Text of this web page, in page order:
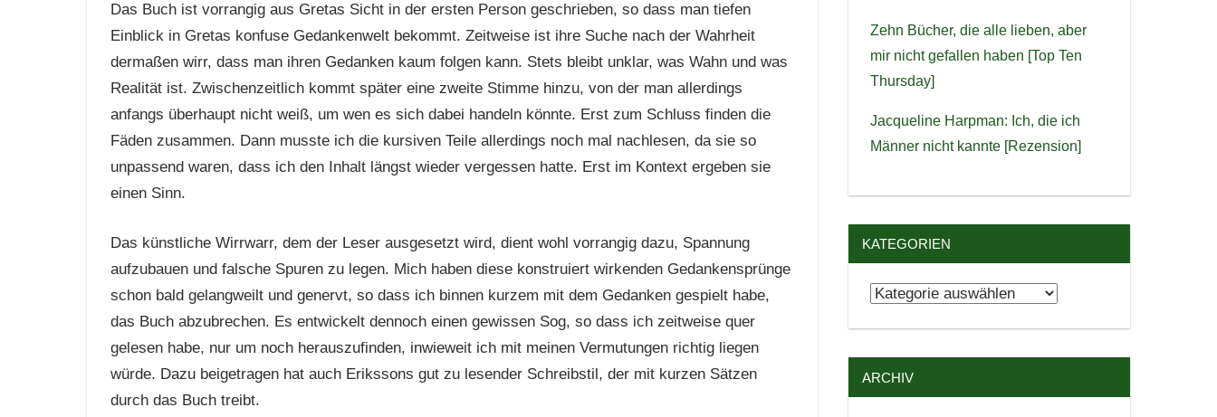
Das Buch ist vorrangig aus Gretas Sicht in der ersten Person geschrieben, so dass man tiefen
Einblick in Gretas konfuse Gedankenwelt bekommt. Zeitweise ist ihre Suche nach der Wahrheit
dermaßen wirr, dass man ihren Gedanken kaum folgen kann. Stets bleibt unklar, was Wahn und was
Realität ist. Zwischenzeitlich kommt später eine zweite Stimme hinzu, von der man allerdings
anfangs überhaupt nicht weiß, um wen es sich dabei handeln könnte. Erst zum Schluss finden die
Fäden zusammen. Dann musste ich die kursiven Teile allerdings noch mal nachlesen, da sie so
unpassend waren, dass ich den Inhalt längst wieder vergessen hatte. Erst im Kontext ergeben sie
einen Sinn.
Das künstliche Wirrwarr, dem der Leser ausgesetzt wird, dient wohl vorrangig dazu, Spannung
aufzubauen und falsche Spuren zu legen. Mich haben diese konstruiert wirkenden Gedankensprünge
schon bald gelangweilt und genervt, so dass ich binnen kurzem mit dem Gedanken gespielt habe,
das Buch abzubrechen. Es entwickelt dennoch einen gewissen Sog, so dass ich zeitweise quer
gelesen habe, nur um noch herauszufinden, inwieweit ich mit meinen Vermutungen richtig liegen
würde. Dazu beigetragen hat auch Erikssons gut zu lesender Schreibstil, der mit kurzen Sätzen
durch das Buch treibt.
Zehn Bücher, die alle lieben, aber
mir nicht gefallen haben [Top Ten
Thursday]
Jacqueline Harpman: Ich, die ich
Männer nicht kannte [Rezension]
KATEGORIEN
Kategorien
ARCHIV